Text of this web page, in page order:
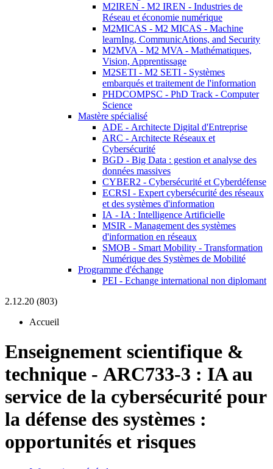
M2IREN - M2 IREN - Industries de
Réseau et économie numérique
M2MICAS - M2 MICAS - Machine
learnIng, CommunicAtions, and Security
M2MVA - M2 MVA - Mathématiques,
Vision, Apprentissage
M2SETI - M2 SETI - Systèmes
embarqués et traitement de l'information
PHDCOMPSC - PhD Track - Computer
Science
Mastère spécialisé
ADE - Architecte Digital d'Entreprise
ARC - Architecte Réseaux et
Cybersécurité
BGD - Big Data : gestion et analyse des
données massives
CYBER2 - Cybersécurité et Cyberdéfense
ECRSI - Expert cybersécurité des réseaux
et des systèmes d'information
IA - IA : Intelligence Artificielle
MSIR - Management des systèmes
d'information en réseaux
SMOB - Smart Mobility - Transformation
Numérique des Systèmes de Mobilité
Programme d'échange
PEI - Echange international non diplomant
2.12.20 (803)
Accueil
Enseignement scientifique &
technique - ARC733-3 : IA au
service de la cybersécurité pour
la défense des systèmes :
opportunités et risques